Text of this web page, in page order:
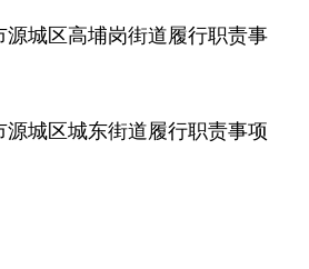
源城区高埔岗街道履行职责事
源城区城东街道履行职责事项